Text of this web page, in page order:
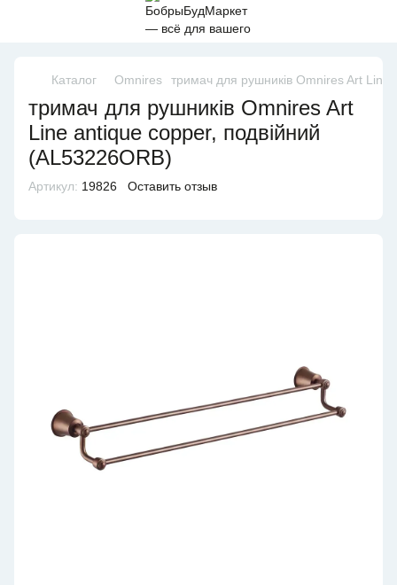
Каталог Omnires тримач для рушників Omnires Art
тримач для рушників Omnires Art
Line antique copper, подвійний
(AL53226ORB)
Артикул: 19826 Оставить отзыв